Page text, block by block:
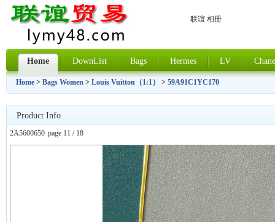
联谊 相册
Home DownList Bags Hermes LV
Home > Bags Women > Louis Vuitton（1:1） > 59A91C1YC170
Product Info
2A5600650 page 11 / 18
上一张